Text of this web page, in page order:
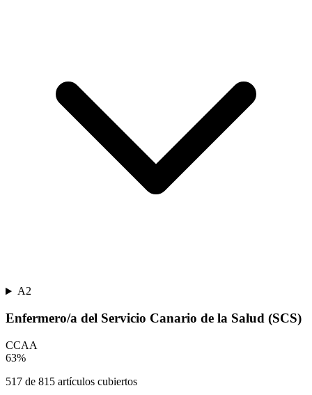
A2
Enfermero/a del Servicio Canario de la Salud (SCS)
CCAA
63%
517 de 815 artículos cubiertos